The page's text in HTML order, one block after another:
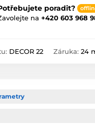
poradit?
na +420 603 968
DECOR 22 Záruka: 24